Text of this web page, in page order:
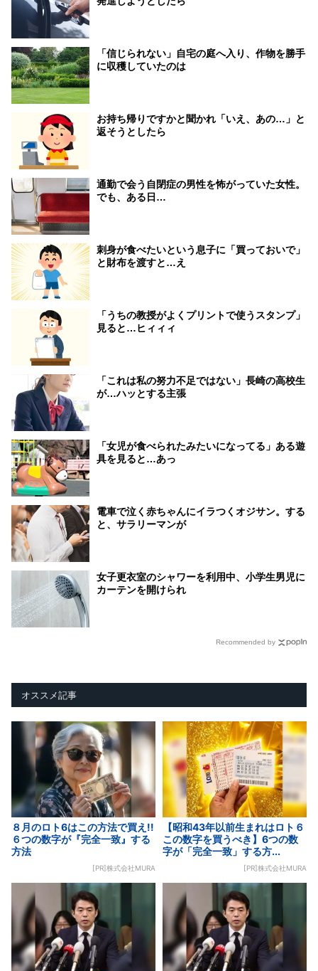
「信じられない」自宅の庭へ入り、作物を勝手
に収穫していたのは
お持ち帰りですかと聞かれ「いえ、あの…」と
返そうとしたら
通勤で会う自閉症の男性を怖がっていた女性。
でも、ある日…
刺身が食べたいという息子に「買っておいで」
と財布を渡すと…え
「うちの教授がよくプリントで使うスタンプ」
見ると…ヒィィィ
「これは私の努力不足ではない」長崎の高校生
が…ハッとする主張
「女児が食べられたみたいになってる」ある遊
具を見ると…あっ
電車で泣く赤ちゃんにイラつくオジサン。する
と、サラリーマンが
女子更衣室のシャワーを利用中、小学生男児に
カーテンを開けられ
Recommended by
オススメ記事
８月のロト6はこの方法で買え!!
６つの数字が『完全一致』する
方法
[PR]株式会社MURA
【昭和43年以前生まれはロト６
この数字を買うべき】6つの数
字が「完全一致」する方...
[PR]株式会社MURA